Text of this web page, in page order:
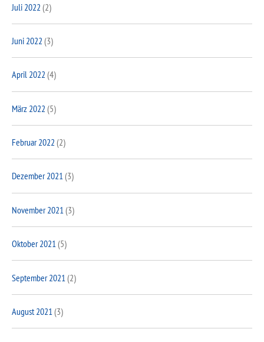
Juli 2022 (2)
Juni 2022 (3)
April 2022 (4)
März 2022 (5)
Februar 2022 (2)
Dezember 2021(3)
November 2021 (3)
Oktober 2021(5)
September 2021 (2)
August 2021 (3)